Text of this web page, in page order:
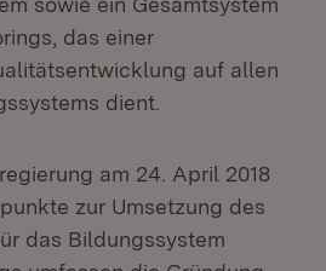
das einer
auf allen
dient.
am 24. April 2018
zur Umsetzung des
das Bildungssystem